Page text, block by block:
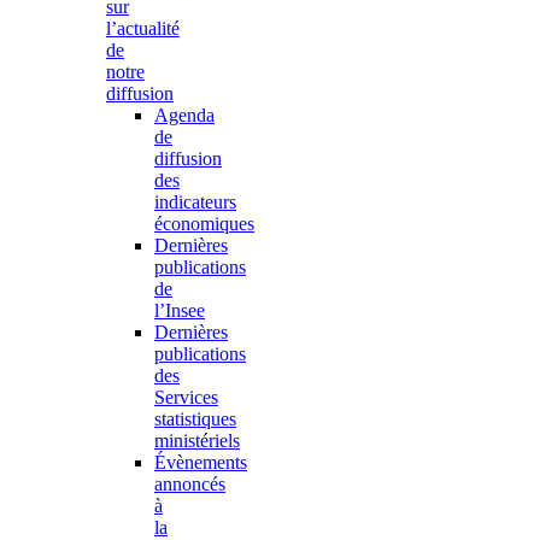
sur
l’actualité
de
notre
diffusion
Agenda
de
diffusion
des
indicateurs
économiques
Dernières
publications
de
l’Insee
Dernières
publications
des
Services
statistiques
ministériels
Évènements
annoncés
à
la